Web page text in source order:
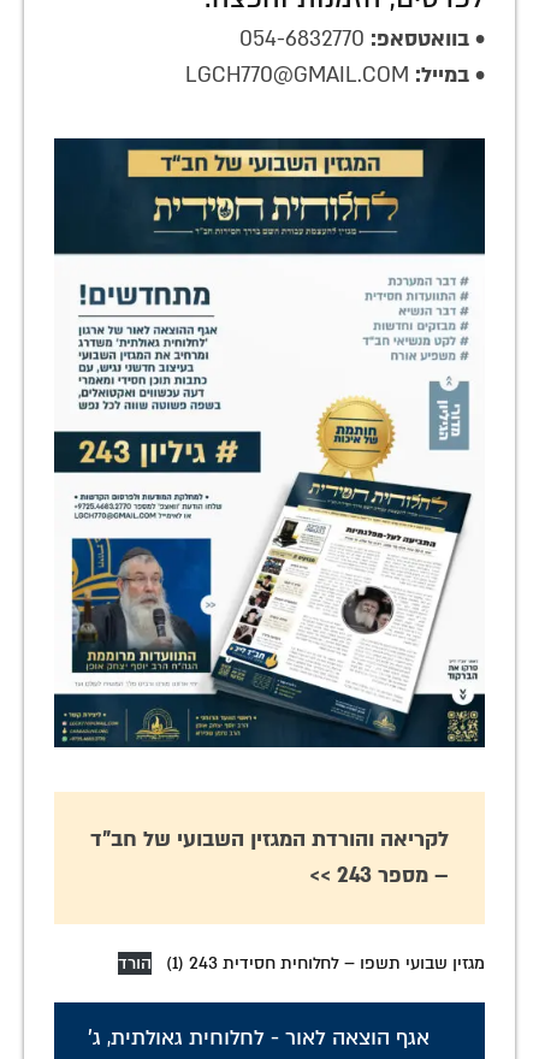
• בוואטסאפ:
• במייל:
לקריאה והורדת המגזין השבועי של חב"ד
– מספר 243 >>
מגזין שבועי תשפו – לחלוחית חסידית 243 (1) הורד
אגף הוצאה לאור - לחלוחית גאולתית, ג'